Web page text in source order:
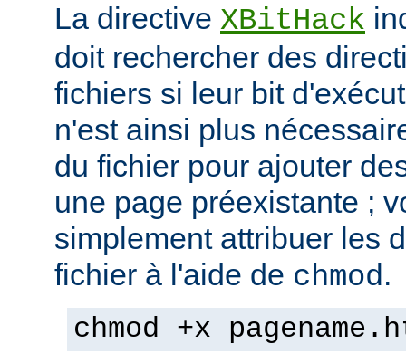
La directive XBitHack
doit rechercher des
fichiers si leur bit
n'est ainsi plus
du fichier pour ajouter
une page préexistante ;
simplement attribuer les
fichier à l'aide de chmod.
chmod +x